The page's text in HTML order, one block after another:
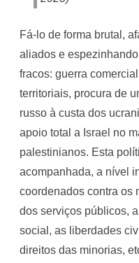
Fá-lo de forma brutal,
aliados e
fracos: guerra
territoriais, procura de
russo à custa dos
apoio total a Israel no
palestinianos. Esta
acompanhada, a nível
coordenados contra os
dos serviços públicos,
social, as liberdades
direitos das minorias,